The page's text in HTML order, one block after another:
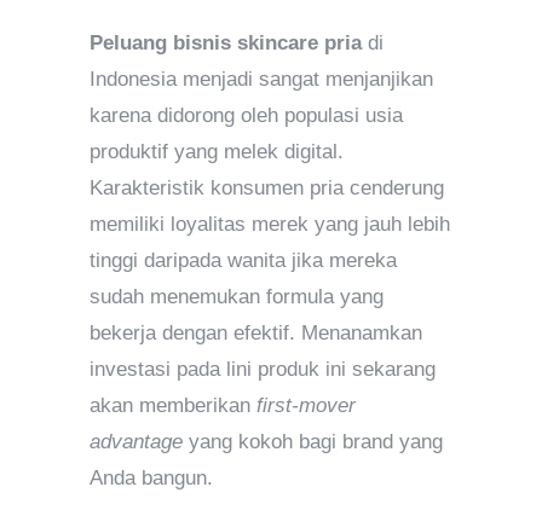
Peluang bisnis skincare priadi
Indonesia menjadi sangat menjanjikan
karena didorong oleh populasi usia
produktif yang melek digital.
Karakteristik konsumen pria cenderung
memiliki loyalitas merek yang jauh lebih
tinggi daripada wanita jika mereka
sudah menemukan formula yang
bekerja dengan efektif. Menanamkan
investasi pada lini produk ini sekarang
akan memberikan first-mover
advantage yang kokoh bagi brand yang
Anda bangun.